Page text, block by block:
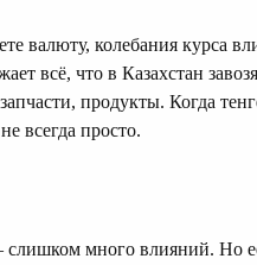
валюту, колебания курса
всё, что в Казахстан
продукты. Когда
всегда просто.
слишком много влияний. Но